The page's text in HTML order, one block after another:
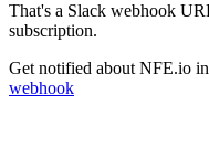
That's a Slack webhook
subscription.
Get notified about NFE.io
webhook